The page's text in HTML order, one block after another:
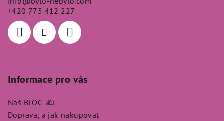
+420 775 412 227
Informace pro vás
Náš BLOG ✍️
Doprava, a jak nakupovat